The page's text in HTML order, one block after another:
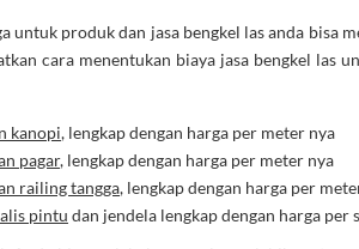
untuk produk dan jasa bengkel las anda bisa
cara menentukan biaya jasa bengkel las
kanopi, lengkap dengan harga per meter nya
pagar, lengkap dengan harga per meter nya
railing tangga, lengkap dengan harga per
pintu dan jendela lengkap dengan harga per